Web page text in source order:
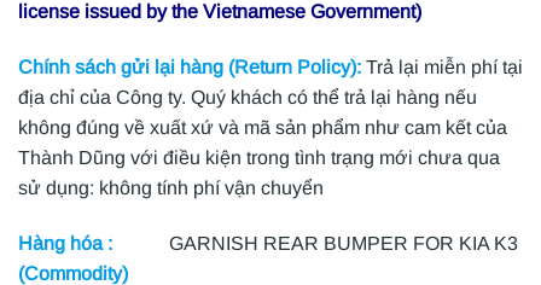
license issued by the Vietnamese Government)
Chính sách gửi lại hàng (Return Policy): Trả lại miễn phí tại
địa chỉ của Công ty. Quý khách có thể trả lại hàng nếu
không đúng về xuất xứ và mã sản phẩm như cam kết của
Thành Dũng với điều kiện trong tình trạng mới chưa qua
sử dụng: không tính phí vận chuyển
Hàng hóa :
(Commodity)
GARNISH REAR BUMPER FOR KIA K3